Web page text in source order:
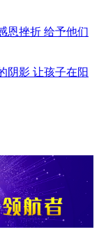
恩挫折 给予他们
阴影 让孩子在阳